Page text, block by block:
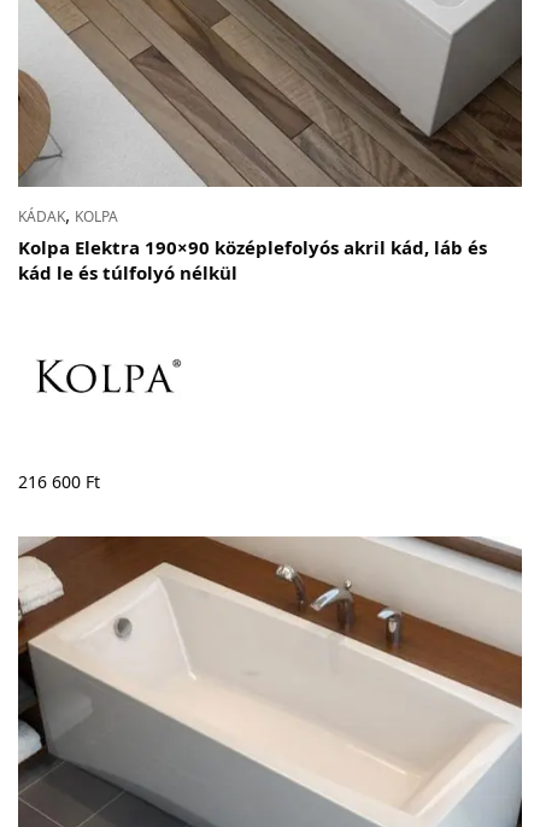
KÁDAK, KOLPA
Kolpa Elektra 190×90 középlefolyós akril kád, láb és
kád le és túlfolyó nélkül
216 600 Ft